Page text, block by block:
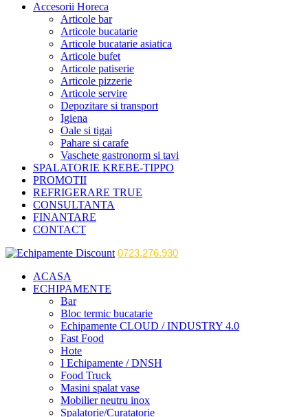
Accesorii Horeca
Articole bar
Articole bucatarie
Articole bucatarie asiatica
Articole bufet
Articole patiserie
Articole pizzerie
Articole servire
Depozitare si transport
Igiena
Oale si tigai
Pahare si carafe
Vaschete gastronorm si tavi
SPALATORIE KREBE-TIPPO
PROMOTII
REFRIGERARE TRUE
CONSULTANTA
FINANTARE
CONTACT
0723.276.930
ACASA
ECHIPAMENTE
Bar
Bloc termic bucatarie
Echipamente CLOUD / INDUSTRY 4.0
Fast Food
Hote
I Echipamente / DNSH
Food Truck
Masini spalat vase
Mobilier neutru inox
Spalatorie/Curatatorie